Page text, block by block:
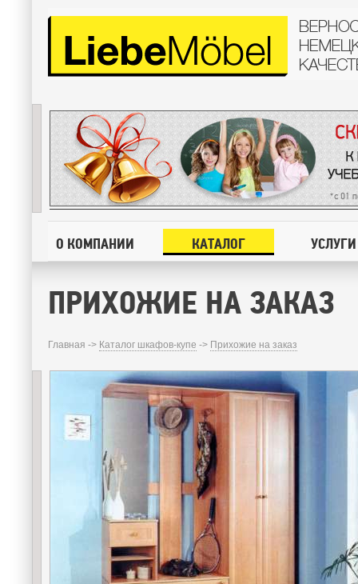
О КОМПАНИИ КАТАЛОГ УСЛУГИ
ПРИХОЖИЕ НА ЗАКАЗ
Главная -> Каталог шкафов-купе -> Прихожие на заказ